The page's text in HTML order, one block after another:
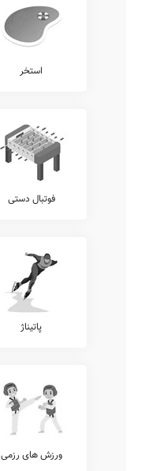
استخر
فوتبال دستی
پاتیناژ
ورزش های رزمی